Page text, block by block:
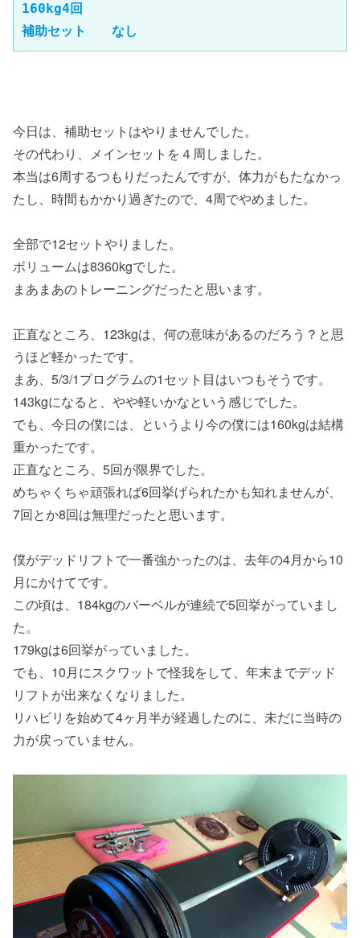
160kg4回
補助セット　　なし
今日は、補助セットはやりませんでした。
その代わり、メインセットを４周しました。
本当は6周するつもりだったんですが、体力がもたなかっ
たし、時間もかかり過ぎたので、4周でやめました。
全部で12セットやりました。
ボリュームは8360kgでした。
まあまあのトレーニングだったと思います。
正直なところ、123kgは、何の意味があるのだろう？と思
うほど軽かったです。
まあ、5/3/1プログラムの1セット目はいつもそうです。
143kgになると、やや軽いかなという感じでした。
でも、今日の僕には、というより今の僕には160kgは結構
重かったです。
正直なところ、5回が限界でした。
めちゃくちゃ頑張れば6回挙げられたかも知れませんが、
7回とか8回は無理だったと思います。
僕がデッドリフトで一番強かったのは、去年の4月から10
月にかけてです。
この頃は、184kgのバーベルが連続で5回挙がっていまし
た。
179kgは6回挙がっていました。
でも、10月にスクワットで怪我をして、年末までデッド
リフトが出来なくなりました。
リハビリを始めて4ヶ月半が経過したのに、未だに当時の
力が戻っていません。